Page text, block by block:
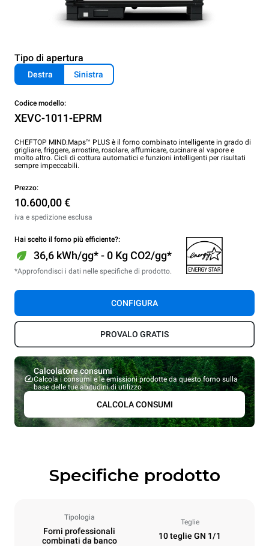
Tipo di apertura
Destra Sinistra
Codice modello:
XEVC-1011-EPRM
CHEFTOP MIND.Maps™ PLUS è il forno combinato intelligente in grado di
grigliare, friggere, arrostire, rosolare, affumicare, cucinare al vapore e
molto altro. Cicli di cottura automatici e funzioni intelligenti per risultati
sempre impeccabili.
Prezzo:
10.600,00 €
iva e spedizione esclusa
Hai scelto il forno più efficiente?:
36,6 kWh/gg* - 0 Kg CO2/gg*
*Approfondisci i dati nelle specifiche di prodotto.
CONFIGURA
PROVALO GRATIS
Calcolatore consumi
Calcola i consumi e le emissioni prodotte da questo forno sulla
base delle tue abitudini di utilizzo
CALCOLA CONSUMI
Specifiche prodotto
Tipologia
Forni professionali
combinati da banco
Teglie
10 teglie GN 1/1